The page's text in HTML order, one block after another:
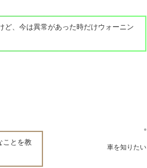
ど、今は異常があった時だけウォーニン
車を知りたい
ことを教